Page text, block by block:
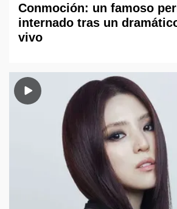
Conmoción: un famoso
internado tras un
vivo